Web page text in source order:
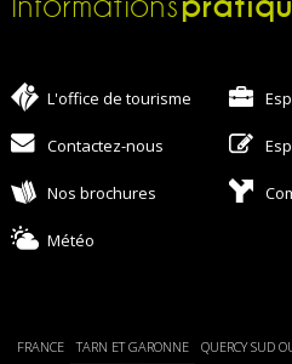
L'office de tourisme
Contactez-nous
Nos brochures
Météo
FRANCE TARN ET GARONNE QUERCY SUD